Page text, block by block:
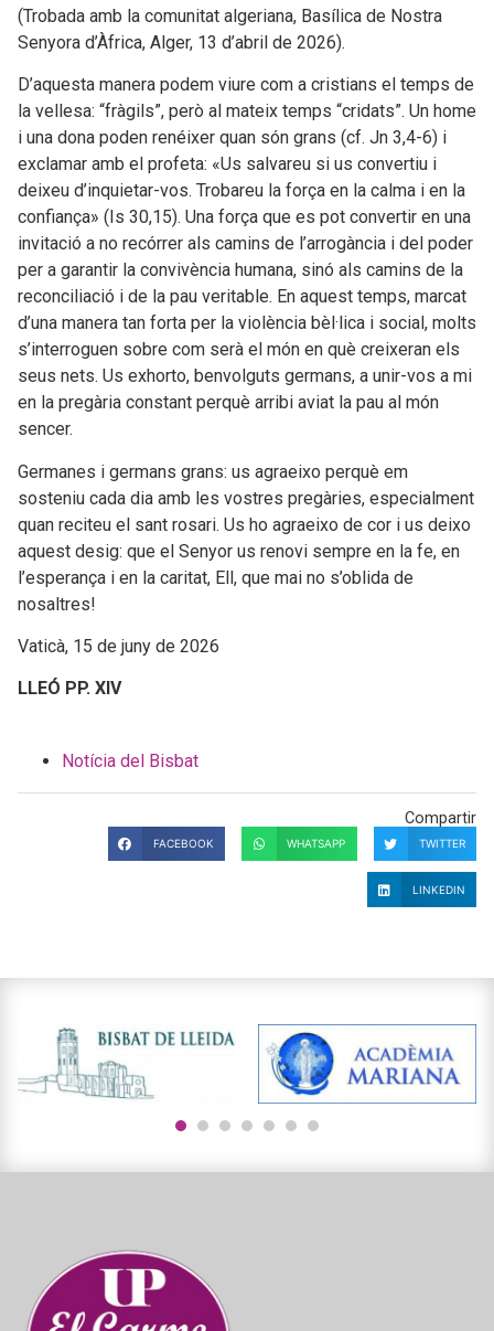
(Trobada amb la comunitat algeriana, Basílica de Nostra
Senyora d’Àfrica, Alger, 13 d’abril de 2026).
D’aquesta manera podem viure com a cristians el temps de
la vellesa: “fràgils”, però al mateix temps “cridats”. Un home
i una dona poden renéixer quan són grans (cf. Jn 3,4-6) i
exclamar amb el profeta: «Us salvareu si us convertiu i
deixeu d’inquietar-vos. Trobareu la força en la calma i en la
confiança» (Is 30,15). Una força que es pot convertir en una
invitació a no recórrer als camins de l’arrogància i del poder
per a garantir la convivència humana, sinó als camins de la
reconciliació i de la pau veritable. En aquest temps, marcat
d’una manera tan forta per la violència bèl·lica i social, molts
s’interroguen sobre com serà el món en què creixeran els
seus nets. Us exhorto, benvolguts germans, a unir-vos a mi
en la pregària constant perquè arribi aviat la pau al món
sencer.
Germanes i germans grans: us agraeixo perquè em
sosteniu cada dia amb les vostres pregàries, especialment
quan reciteu el sant rosari. Us ho agraeixo de cor i us deixo
aquest desig: que el Senyor us renovi sempre en la fe, en
l’esperança i en la caritat, Ell, que mai no s’oblida de
nosaltres!
Vaticà, 15 de juny de 2026
LLEÓ PP. XIV
Notícia del Bisbat
Compartir
FACEBOOK WHATSAPP TWITTER
LINKEDIN